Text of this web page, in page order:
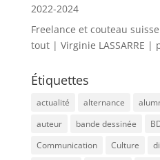
2022-2024
Freelance et couteau
tout | Virginie LASSARRE |
Étiquettes
actualité alternance
auteur
bande dessinée
Communication
Culture